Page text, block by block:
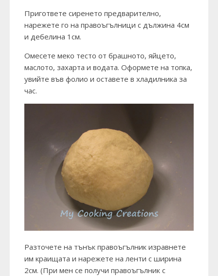
Пригответе сиренето предварително,
нарежете го на правоъгълници с дължина 4см
и дебелина 1см.
Омесете меко тесто от брашното, яйцето,
маслото, захарта и водата. Оформете на топка,
увийте във фолио и оставете в хладилника за
час.
Разточете на тънък правоъгълник изравнете
им краищата и нарежете на ленти с ширина
2см. (При мен се получи правоъгълник с